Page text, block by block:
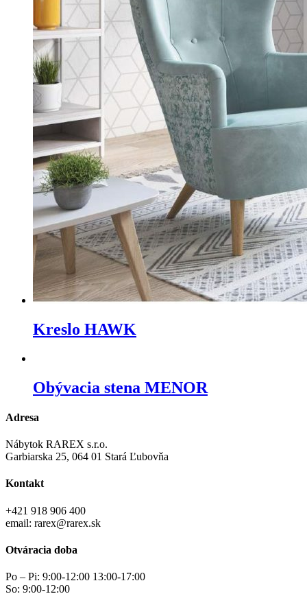
Kreslo HAWK
Obývacia stena MENOR
Adresa
Nábytok RAREX s.r.o.
Garbiarska 25, 064 01 Stará Ľubovňa
Kontakt
+421 918 906 400
email: rarex@rarex.sk
Otváracia doba
Po – Pi: 9:00-12:00 13:00-17:00
So: 9:00-12:00